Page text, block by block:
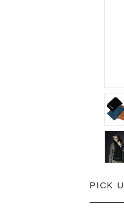
PICK